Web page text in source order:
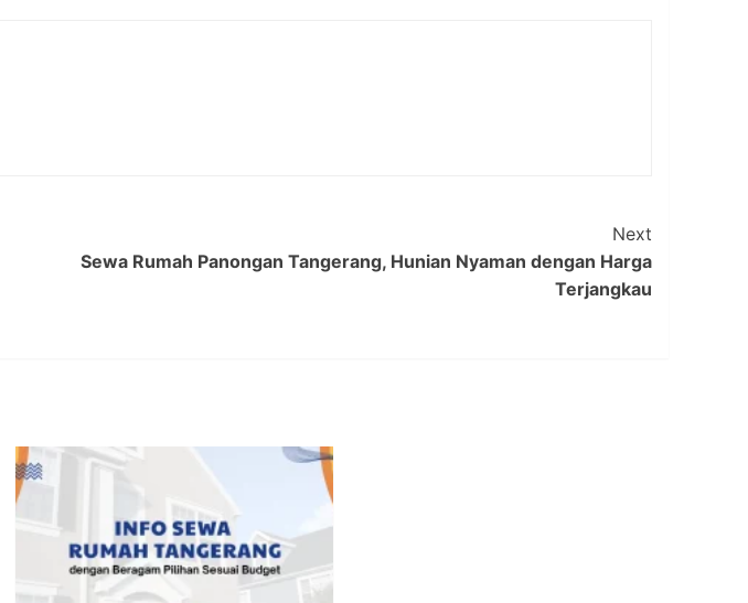
Next
Sewa Rumah Panongan Tangerang, Hunian Nyaman dengan Harga
Terjangkau